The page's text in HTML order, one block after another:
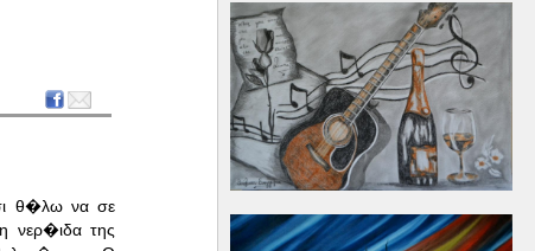
θ�λω να σε
της